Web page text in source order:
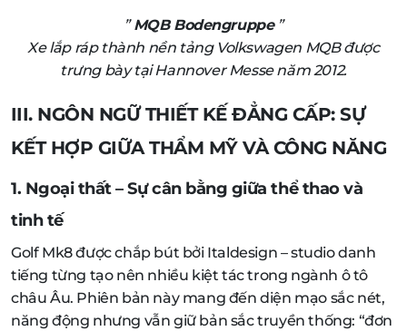
”MQB Bodengruppe”
Xe lắp ráp thành nền tảng Volkswagen MQB được
trưng bày tại Hannover Messe năm 2012.
III. NGÔN NGỮ THIẾT KẾ ĐẲNG CẤP: SỰ
KẾT HỢP GIỮA THẨM MỸ VÀ CÔNG NĂNG
1. Ngoại thất – Sự cân bằng giữa thể thao và
tinh tế
Golf Mk8 được chắp bút bởi Italdesign – studio danh
tiếng từng tạo nên nhiều kiệt tác trong ngành ô tô
châu Âu. Phiên bản này mang đến diện mạo sắc nét,
năng động nhưng vẫn giữ bản sắc truyền thống: “đơn